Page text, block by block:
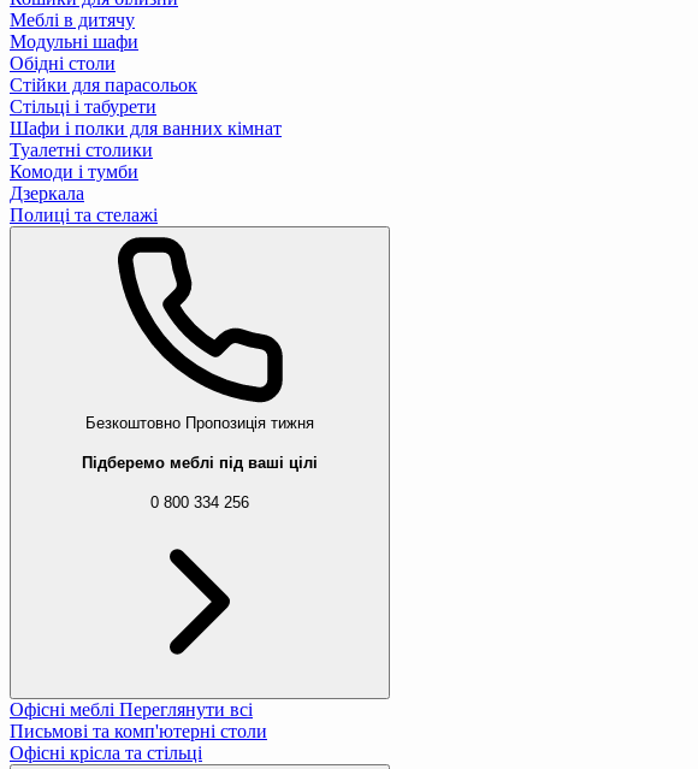
Меблі в дитячу
Модульні шафи
Обідні столи
Стійки для парасольок
Стільці і табурети
Шафи і полки для ванних кімнат
Туалетні столики
Комоди і тумби
Дзеркала
Полиці та стелажі
Безкоштовно Пропозиція тижня
Підберемо меблі під ваші цілі
0 800 334 256
Офісні меблі Переглянути всі
Письмові та комп'ютерні столи
Офісні крісла та стільці